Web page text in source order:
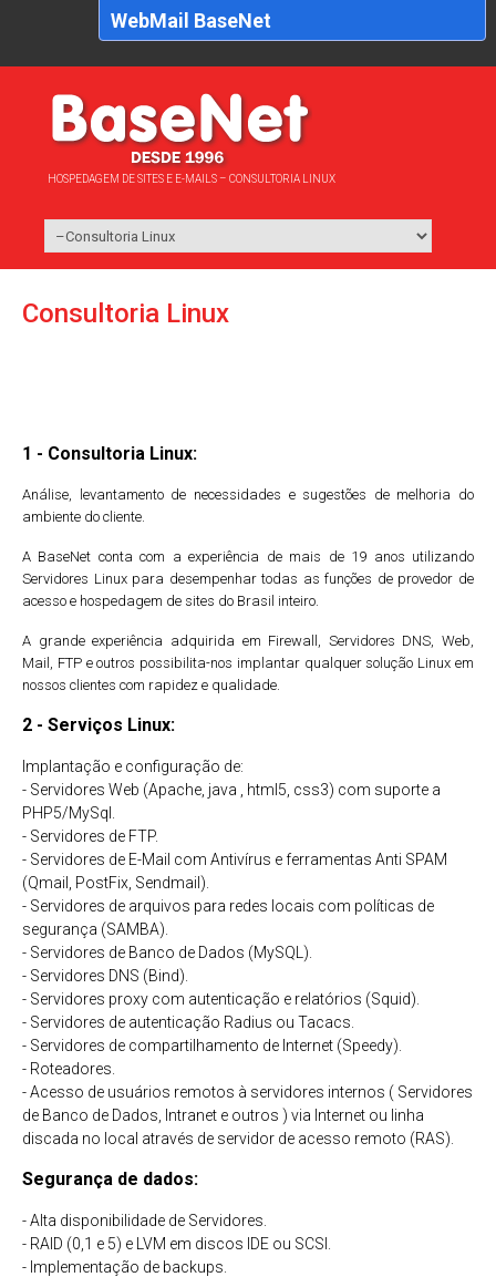
HOSPEDAGEM DE SITES E E-MAILS – CONSULTORIA LINUX
Consultoria Linux
1 - Consultoria Linux:
Análise, levantamento de necessidades e sugestões de melhoria do
ambiente do cliente.
A BaseNet conta com a experiência de mais de 19 anos utilizando
Servidores Linux para desempenhar todas as funções de provedor de
acesso e hospedagem de sites do Brasil inteiro.
A grande experiência adquirida em Firewall, Servidores DNS, Web,
Mail, FTP e outros possibilita-nos implantar qualquer solução Linux em
nossos clientes com rapidez e qualidade.
2 - Serviços Linux:
Implantação e configuração de:
- Servidores Web (Apache, java , html5, css3) com suporte a
PHP5/MySql.
- Servidores de FTP.
- Servidores de E-Mail com Antivírus e ferramentas Anti SPAM
(Qmail, PostFix, Sendmail).
- Servidores de arquivos para redes locais com políticas de
segurança (SAMBA).
- Servidores de Banco de Dados (MySQL).
- Servidores DNS (Bind).
- Servidores proxy com autenticação e relatórios (Squid).
- Servidores de autenticação Radius ou Tacacs.
- Servidores de compartilhamento de Internet (Speedy).
- Roteadores.
- Acesso de usuários remotos à servidores internos ( Servidores
de Banco de Dados, Intranet e outros ) via Internet ou linha
discada no local através de servidor de acesso remoto (RAS).
Segurança de dados:
- Alta disponibilidade de Servidores.
- RAID (0,1 e 5) e LVM em discos IDE ou SCSI.
- Implementação de backups.
WebMail BaseNet